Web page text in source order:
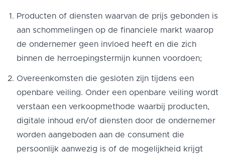
Producten of diensten waarvan de prijs gebonden is
aan schommelingen op de financiele markt waarop
de ondernemer geen invloed heeft en die zich
binnen de herroepingstermijn kunnen voordoen;
Overeenkomsten die gesloten zijn tijdens een
openbare veiling. Onder een openbare veiling wordt
verstaan een verkoopmethode waarbij producten,
digitale inhoud en/of diensten door de ondernemer
worden aangeboden aan de consument die
persoonlijk aanwezig is of de mogelijkheid krijgt